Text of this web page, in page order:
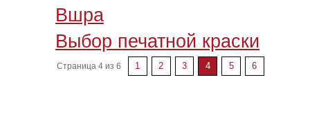
Вшра
Выбор печатной краски
Страница 4 из 6 1 2 3 4 5 6